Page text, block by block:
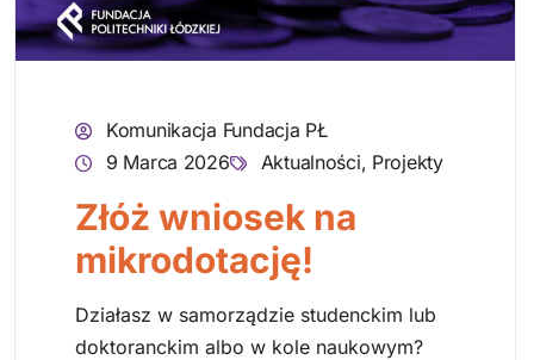
Komunikacja Fundacja PŁ
9 Marca 2026
Aktualności, Projekty
Złóż wniosek na
mikrodotację!
Działasz w samorządzie studenckim lub
doktoranckim albo w kole naukowym?